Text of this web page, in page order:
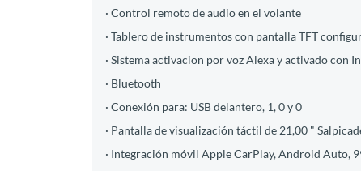
· Control remoto de audio en el volante
· Tablero de instrumentos con pantalla TFT
· Sistema activacion por voz Alexa y activado con
· Bluetooth
· Conexión para: USB delantero, 1, 0 y 0
· Pantalla de visualización táctil de 21,00 "
· Integración móvil Apple CarPlay, Android Auto,